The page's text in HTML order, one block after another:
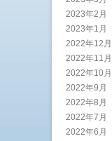
2023年2月
2023年1月
2022年12月
2022年11月
2022年10月
2022年9月
2022年8月
2022年7月
2022年6月